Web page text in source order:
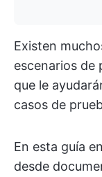
Existen
escenarios de
que le
casos de
En esta guía
desde